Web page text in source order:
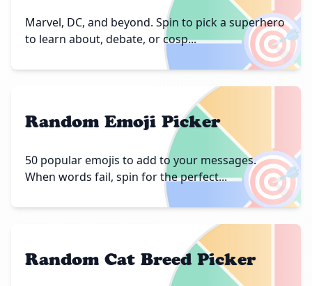
🎯
Marvel, DC, and beyond. Spin to pick a superhero
to learn about, debate, or cosp...
🎯
Random Emoji Picker
50 popular emojis to add to your messages.
When words fail, spin for the perfect...
Random Cat Breed Picker